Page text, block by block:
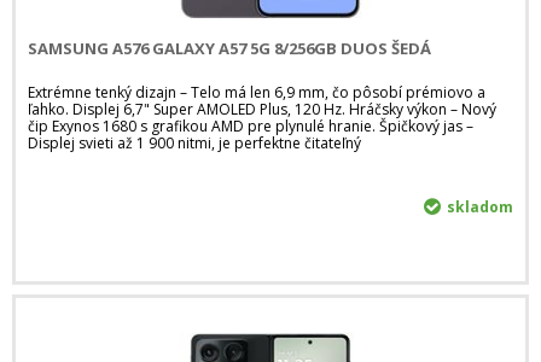
SAMSUNG A576 GALAXY A57 5G 8/256GB DUOS ŠEDÁ
Extrémne tenký dizajn – Telo má len 6,9 mm, čo pôsobí prémiovo a
ľahko. Displej 6,7" Super AMOLED Plus, 120 Hz. Hráčsky výkon – Nový
čip Exynos 1680 s grafikou AMD pre plynulé hranie. Špičkový jas –
Displej svieti až 1 900 nitmi, je perfektne čitateľný
skladom